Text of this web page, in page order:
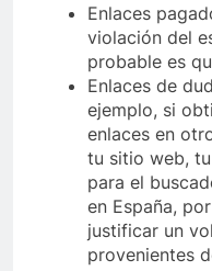
Enlaces
violación del
probable es
Enlaces de
ejemplo, si
enlaces en
tu sitio web,
para el
en España,
justificar un
provenientes